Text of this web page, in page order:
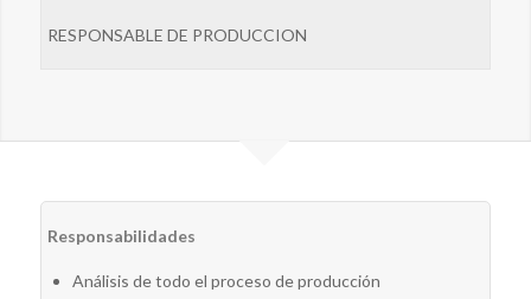
RESPONSABLE DE PRODUCCION
Responsabilidades
Análisis de todo el proceso de producción